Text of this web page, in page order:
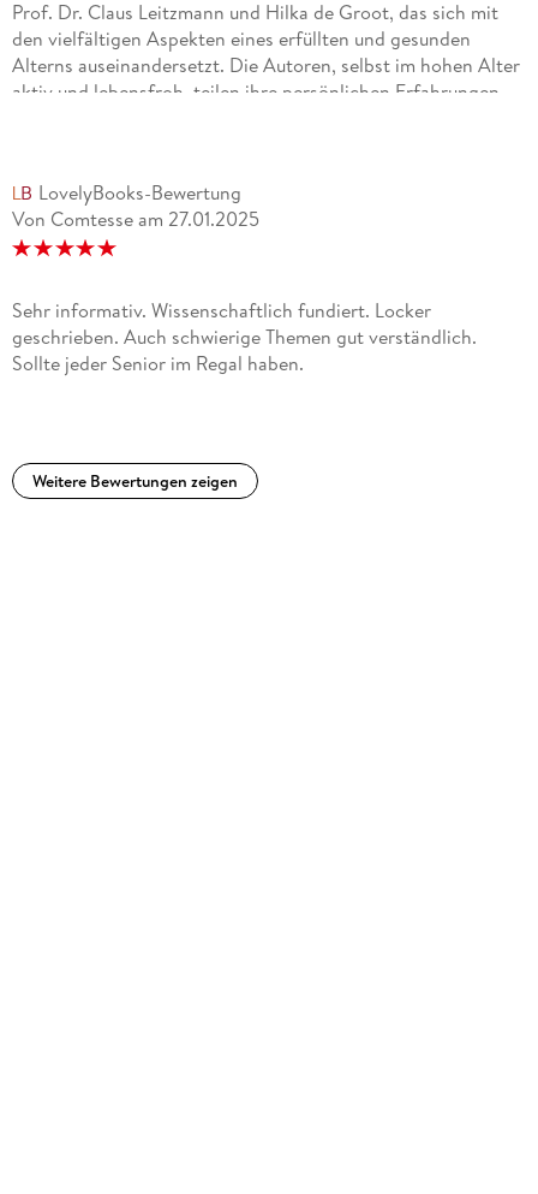
Prof. Dr. Claus Leitzmann und Hilka de Groot, das sich mit
den vielfältigen Aspekten eines erfüllten und gesunden
Alterns auseinandersetzt. Die Autoren, selbst im hohen Alter
aktiv und lebensfroh, teilen ihre persönlichen Erfahrungen
Das Buch zeichnet sich durch seine ganzheitliche
Betrachtung des Alterns aus, indem es Themen wie
Ernährung, Bewegung, geistige Fitness, Sexualität,
hervorzuheben ist die Kombination aus fundiertem
Fachwissen und leicht verständlicher Vermittlung, die es
Lesern ermöglicht, die vorgeschlagenen Strategien
problemlos in den Alltag zu integrieren.
Lieblingsrezepte und die wirksamen Übungen für jedes
Fitnesslevel, die das Buch zu einem praktischen Begleiter
LovelyBooks-Bewertung
Von Comtesse am 27.01.2025
Sehr informativ. Wissenschaftlich fundiert. Locker
geschrieben. Auch schwierige Themen gut verständlich.
Sollte jeder Senior im Regal haben.
Weitere Bewertungen zeigen